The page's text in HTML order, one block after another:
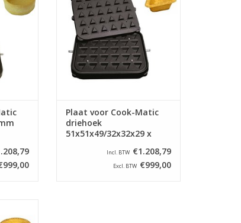
TOEVOEGEN AAN WINKELWAGEN
Plaat voor Cook-Matic
driehoek
51x51x49/32x32x29 x
Incl. BTW €1.208,79
Excl. BTW €999,00